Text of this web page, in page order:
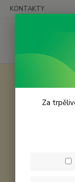
KONTAKTY
Za